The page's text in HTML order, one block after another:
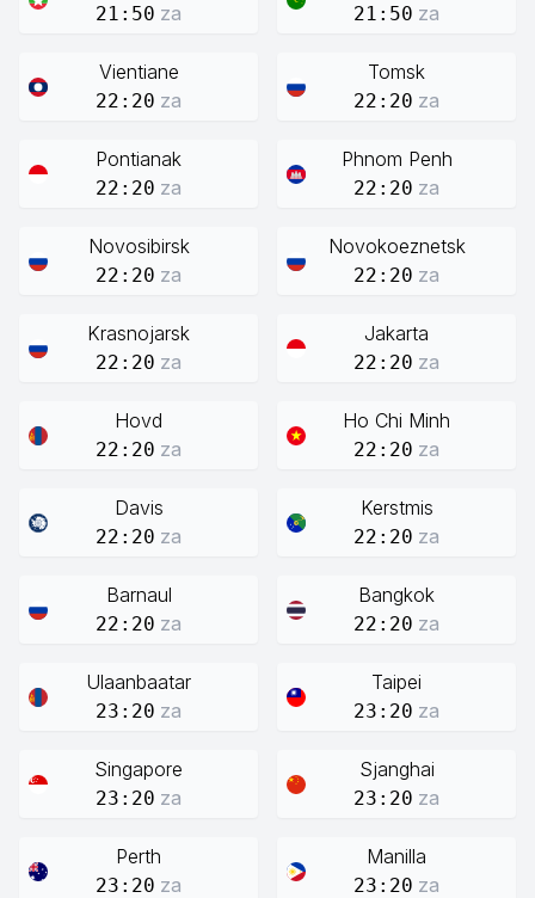
21:50 za 21:50 za
Vientiane
22:20 za
Tomsk
22:20 za
Pontianak
22:20 za
Phnom Penh
22:20 za
Novosibirsk
22:20 za
Novokoeznetsk
22:20 za
Krasnojarsk
22:20 za
Jakarta
22:20 za
Hovd
22:20 za
Ho Chi Minh
22:20 za
Davis
22:20 za
Kerstmis
22:20 za
Barnaul
22:20 za
Bangkok
22:20 za
Ulaanbaatar
23:20 za
Taipei
23:20 za
Singapore
23:20 za
Sjanghai
23:20 za
Perth
23:20 za
Manilla
23:20 za